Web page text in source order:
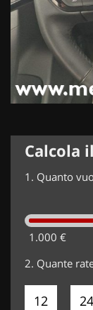
Calcola
1. Quanto
1.000 €
2. Quante
12 24